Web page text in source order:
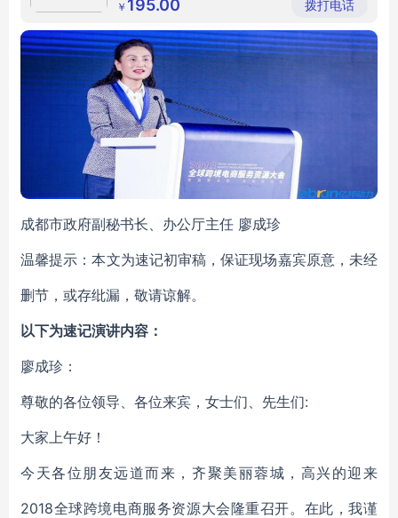
￥ 195.00 拨打电话
成都市政府副秘书长、办公厅主任 廖成珍
温馨提示：本文为速记初审稿，保证现场嘉宾原意，未经
删节，或存纰漏，敬请谅解。
以下为速记演讲内容：
廖成珍：
尊敬的各位领导、各位来宾，女士们、先生们:
大家上午好！
今天各位朋友远道而来，齐聚美丽蓉城，高兴的迎来
2018全球跨境电商服务资源大会隆重召开。在此，我谨